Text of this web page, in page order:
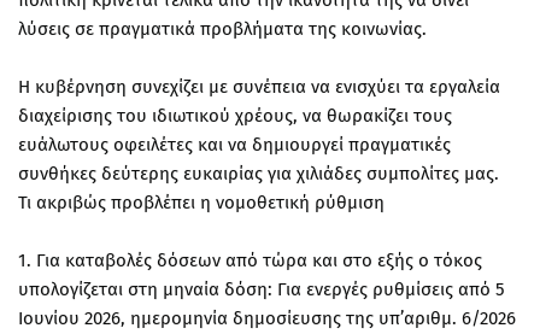
λύσεις σε πραγματικά προβλήματα της κοινωνίας.
Η κυβέρνηση συνεχίζει με συνέπεια να ενισχύει τα εργαλεία
διαχείρισης του ιδιωτικού χρέους, να θωρακίζει τους
ευάλωτους οφειλέτες και να δημιουργεί πραγματικές
συνθήκες δεύτερης ευκαιρίας για χιλιάδες συμπολίτες μας.
Τι ακριβώς προβλέπει η νομοθετική ρύθμιση
1. Για καταβολές δόσεων από τώρα και στο εξής ο τόκος
υπολογίζεται στη μηναία δόση: Για ενεργές ρυθμίσεις από 5
Ιουνίου 2026, ημερομηνία δημοσίευσης της υπ’αριθμ. 6/2026